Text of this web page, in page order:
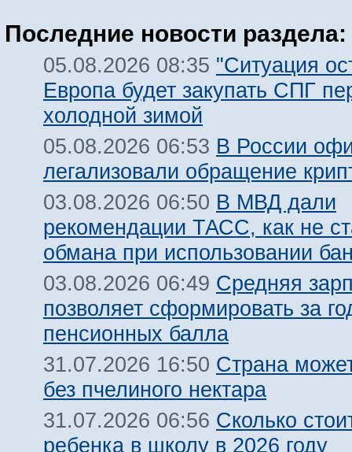
Последние новости раздела:
05.08.2026 08:35 "Ситуация
Европа будет закупать СПГ
холодной зимой
05.08.2026 06:53 В России
легализовали обращение
03.08.2026 06:50 В МВД дали
рекомендации ТАСС, как не
обмана при использовании
03.08.2026 06:49 Средняя
позволяет сформировать за
пенсионных балла
31.07.2026 16:50 Страна
без пчелиного нектара
31.07.2026 06:56 Сколько
ребенка в школу в 2026 году